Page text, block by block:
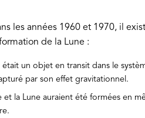
les années 1960 et 1970, il
de la Lune :
un objet en transit dans le
par son effet gravitationnel.
et la Lune auraient été formées en